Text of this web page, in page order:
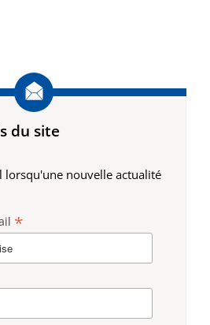
du site
lorsqu'une nouvelle actualité
*